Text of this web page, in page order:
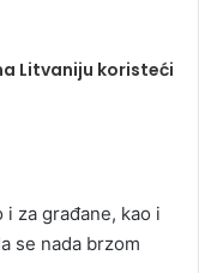
Litvaniju koristeći
za građane, kao i
se nada brzom